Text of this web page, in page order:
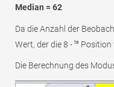
Median = 62
Da die Anzahl der
Wert, der die 8 - te Position
Die Berechnung des